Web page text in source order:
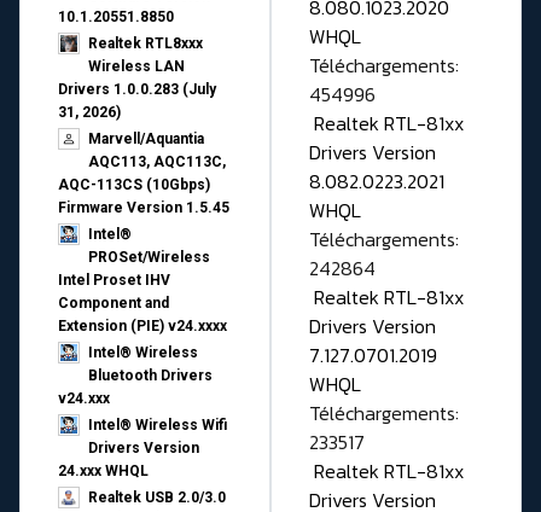
10.1.20551.8850
Realtek RTL8xxx
Wireless LAN
Drivers 1.0.0.283 (July
31, 2026)
Marvell/Aquantia
AQC113, AQC113C,
AQC-113CS (10Gbps)
Firmware Version 1.5.45
Intel®
PROSet/Wireless
Intel Proset IHV
Component and
Extension (PIE) v24.xxxx
Intel® Wireless
Bluetooth Drivers
v24.xxx
Intel® Wireless Wifi
Drivers Version
24.xxx WHQL
Realtek USB 2.0/3.0
8.080.1023.2020
WHQL
Téléchargements:
454996
Realtek RTL-81xx
Drivers Version
8.082.0223.2021
WHQL
Téléchargements:
242864
Realtek RTL-81xx
Drivers Version
7.127.0701.2019
WHQL
Téléchargements:
233517
Realtek RTL-81xx
Drivers Version